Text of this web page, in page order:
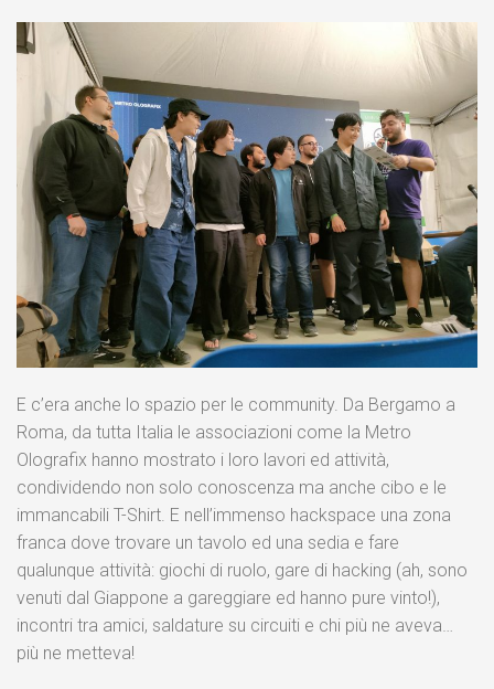
E c’era anche lo spazio per le community. Da Bergamo a
Roma, da tutta Italia le associazioni come la Metro
Olografix hanno mostrato i loro lavori ed attività,
condividendo non solo conoscenza ma anche cibo e le
immancabili T-Shirt. E nell’immenso hackspace una zona
franca dove trovare un tavolo ed una sedia e fare
qualunque attività: giochi di ruolo, gare di hacking (ah, sono
venuti dal Giappone a gareggiare ed hanno pure vinto!),
incontri tra amici, saldature su circuiti e chi più ne aveva…
più ne metteva!